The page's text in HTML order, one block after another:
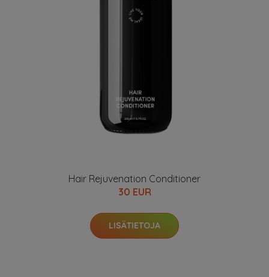
Hair Rejuvenation Conditioner
30 EUR
LISÄTIETOJA